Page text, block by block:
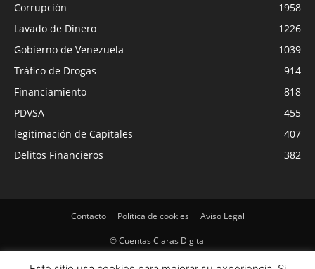
Corrupción
1958
Lavado de Dinero
1226
Gobierno de Venezuela
1039
Tráfico de Drogas
914
Financiamiento
818
PDVSA
455
legitimación de Capitales
407
Delitos Financieros
382
Contacto Política de cookies Aviso Legal
© Cuentas Claras Digital